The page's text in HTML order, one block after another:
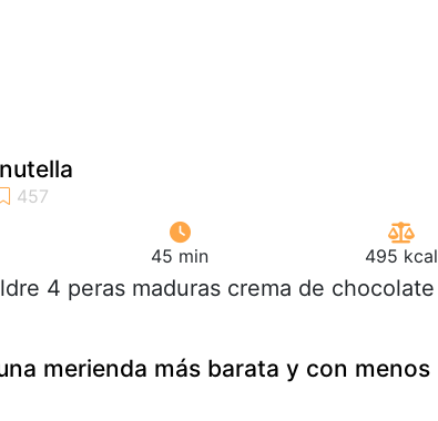
45 min 495 kcal
4 peras maduras crema de chocolate
merienda más barata y con menos